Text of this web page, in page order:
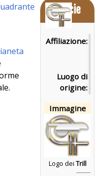
Specie
Affiliazione:
Luogo di
origine:
Immagine
Logo dei Trill